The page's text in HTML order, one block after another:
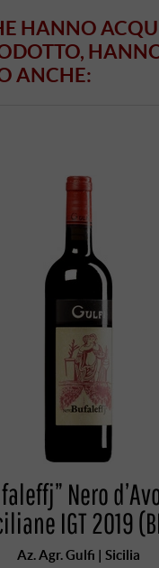
HANNO
ANCHE:
Nero
IGT 2019
Az. Agr. Gulfi | Sicilia